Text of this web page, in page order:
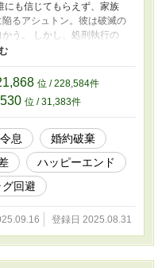
にも信じてもらえず、家族
るアシュトン。彼は破滅の
う。 しかし、処刑執行の
った。 平民出身でありな
魔法騎士シリル・アルヴァ
に宣言する。 「――その
いはずの彼が、なぜかア
孤立したはずの悪役令息
ずのなかった二人の運命
の運命しかなかった悪役
て愛され、運命に抗い幸せ
位 / 228,584件
位 / 31,383件
息
婚約破棄
ハッピーエンド
回避
登録日 2025.08.31